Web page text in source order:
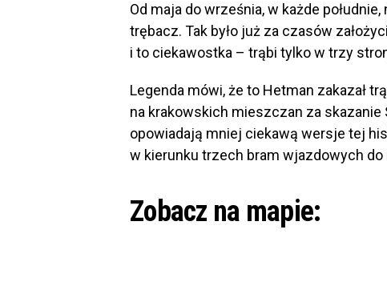
Od maja do września, w każde
trębacz. Tak było już za czasów
i to ciekawostka – trąbi tylko w trzy
Legenda mówi, że to Hetman zakazał
na krakowskich mieszczan za
opowiadają mniej ciekawą wersje tej
w kierunku trzech bram wjazdowych do
Zobacz na mapie: